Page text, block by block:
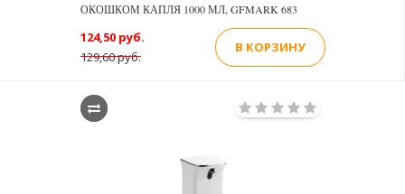
ОКОШКОМ КАПЛЯ 1000 МЛ, GFMARK 683
129,60 руб.
124,50 руб.
В КОРЗИНУ